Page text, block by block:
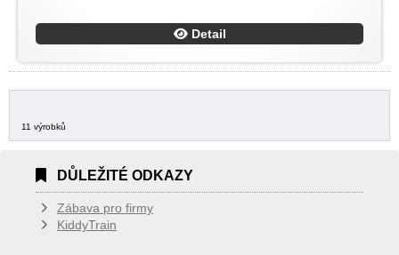
Detail
11 výrobků
DŮLEŽITÉ ODKAZY
Zábava pro firmy
KiddyTrain